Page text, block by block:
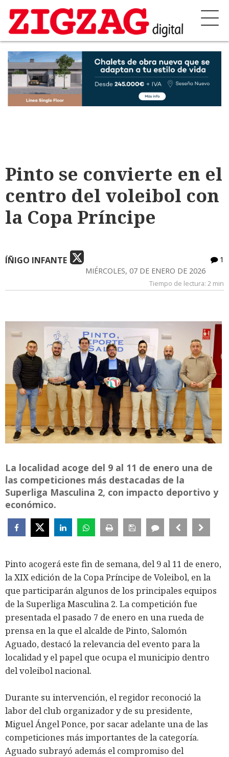
Pinto se convierte en el
centro del voleibol con
la Copa Príncipe
ÍÑIGO INFANTE
1
MIÉRCOLES, 07 DE ENERO DE 2026
Tiempo de lectura: 2 min
La localidad acoge del 9 al 11 de enero una de
las competiciones más destacadas de la
Superliga Masculina 2, con impacto deportivo y
económico.
Pinto acogerá este fin de semana, del 9 al 11 de enero,
la XIX edición de la Copa Príncipe de Voleibol, en la
que participarán algunos de los principales equipos
de la Superliga Masculina 2. La competición fue
presentada el pasado 7 de enero en una rueda de
prensa en la que el alcalde de Pinto, Salomón
Aguado, destacó la relevancia del evento para la
localidad y el papel que ocupa el municipio dentro
del voleibol nacional.
Durante su intervención, el regidor reconoció la
labor del club organizador y de su presidente,
Miguel Ángel Ponce, por sacar adelante una de las
competiciones más importantes de la categoría.
Aguado subrayó además el compromiso del